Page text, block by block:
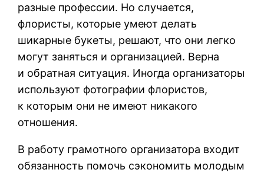
разные профессии. Но случается,
флористы, которые умеют делать
шикарные букеты, решают, что они легко
могут заняться и организацией. Верна
и обратная ситуация. Иногда организаторы
используют фотографии флористов,
к которым они не имеют никакого
отношения.
В работу грамотного организатора входит
обязанность помочь сэкономить молодым